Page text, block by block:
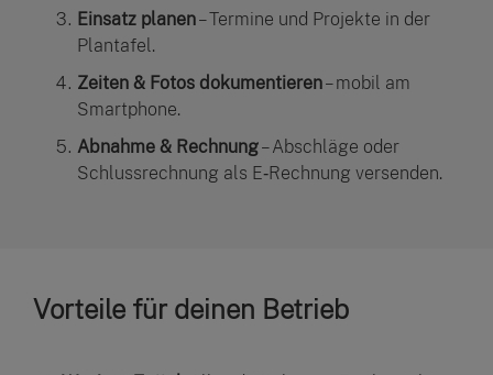
Einsatz planen– Termine und Projekte in der
Plantafel.
Zeiten & Fotos dokumentieren– mobil am
Smartphone.
Abnahme & Rechnung– Abschläge oder
Schlussrechnung als E‑Rechnung versenden.
Vorteile für deinen Betrieb